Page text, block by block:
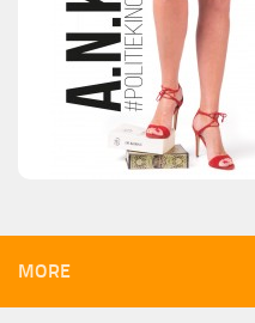
MORE